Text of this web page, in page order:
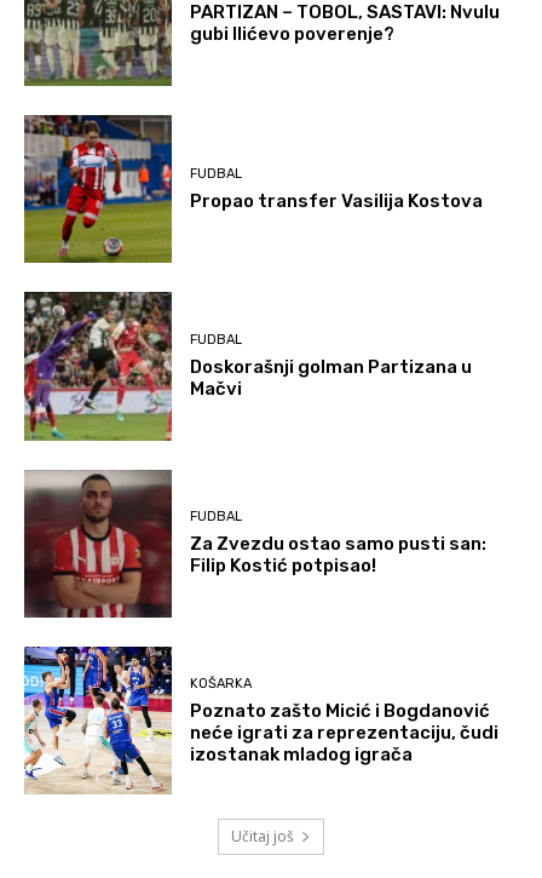
PARTIZAN – TOBOL, SASTAVI: Nvulu
gubi Ilićevo poverenje?
FUDBAL
Propao transfer Vasilija Kostova
FUDBAL
Doskorašnji golman Partizana u
Mačvi
FUDBAL
Za Zvezdu ostao samo pusti san:
Filip Kostić potpisao!
KOŠARKA
Poznato zašto Micić i Bogdanović
neće igrati za reprezentaciju, čudi
izostanak mladog igrača
Učitaj još